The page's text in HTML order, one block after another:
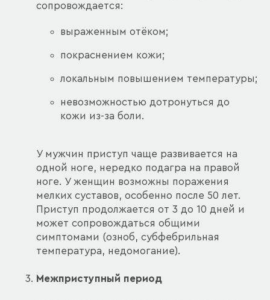
сопровождается:
выраженным отёком;
покраснением кожи;
локальным повышением температуры;
невозможностью дотронуться до
кожи из-за боли.
У мужчин приступ чаще развивается на
одной ноге, нередко подагра на правой
ноге. У женщин возможны поражения
мелких суставов, особенно после 50 лет.
Приступ продолжается от 3 до 10 дней и
может сопровождаться общими
симптомами (озноб, субфебрильная
температура, недомогание).
Межприступный период